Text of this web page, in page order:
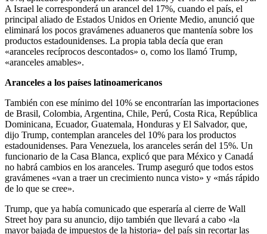
A Israel le corresponderá un arancel del 17%, cuando el país, el
principal aliado de Estados Unidos en Oriente Medio, anunció que
eliminará los pocos gravámenes aduaneros que mantenía sobre los
productos estadounidenses. La propia tabla decía que eran
«aranceles recíprocos descontados» o, como los llamó Trump,
«aranceles amables».
Aranceles a los países latinoamericanos
También con ese mínimo del 10% se encontrarían las importaciones
de Brasil, Colombia, Argentina, Chile, Perú, Costa Rica, República
Dominicana, Ecuador, Guatemala, Honduras y El Salvador, que,
dijo Trump, contemplan aranceles del 10% para los productos
estadounidenses. Para Venezuela, los aranceles serán del 15%. Un
funcionario de la Casa Blanca, explicó que para México y Canadá
no habrá cambios en los aranceles. Trump aseguró que todos estos
gravámenes «van a traer un crecimiento nunca visto» y «más rápido
de lo que se cree».
Trump, que ya había comunicado que esperaría al cierre de Wall
Street hoy para su anuncio, dijo también que llevará a cabo «la
mayor bajada de impuestos de la historia» del país sin recortar las